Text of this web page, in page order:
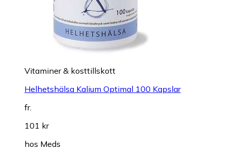
Vitaminer & kosttillskott
Helhetshälsa Kalium Optimal 100 Kapslar
fr.
101 kr
hos Meds